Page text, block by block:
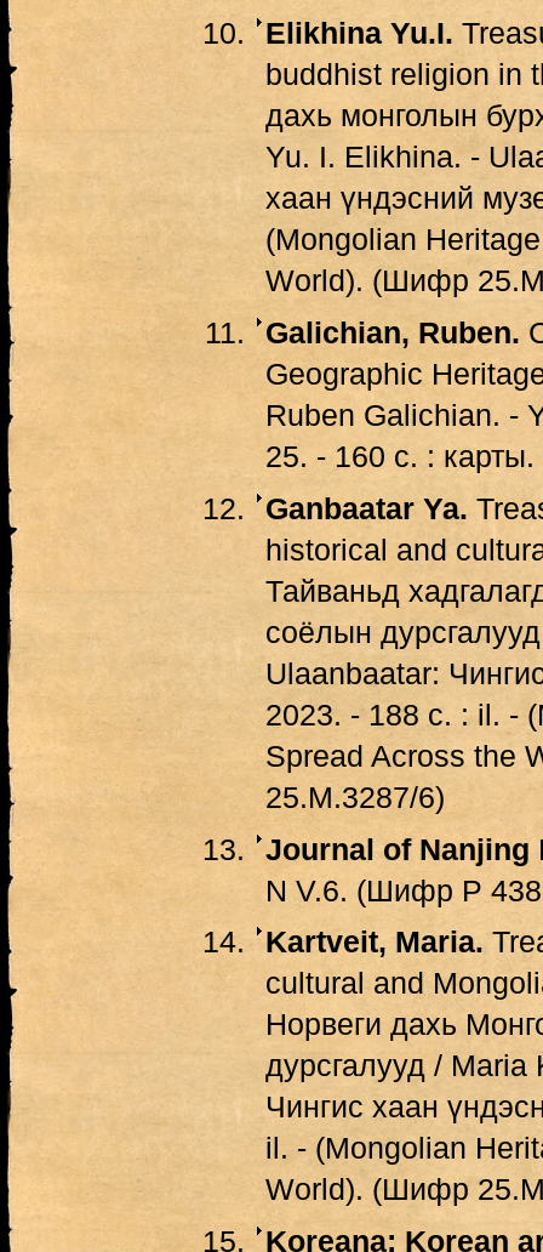
Elikhina Yu.I.
buddhist religion in
дахь монголын
Yu. I. Elikhina. -
хаан үндэсний
(Mongolian
World). (Шифр
Galichian, Ruben.
Geographic
Ruben Galichian. -
25. - 160 с. :
Ganbaatar Ya.
historical and
Тайваньд
соёлын
Ulaanbaatar:
2023. - 188 с. : il. -
Spread Across the
25.М.3287/6)
Journal of Nanjing
N V.6. (Шифр Р
Kartveit, Maria.
cultural and
Норвеги дахь
дурсгалууд /
Чингис хаан
il. - (Mongolian
World). (Шифр
Koreana: Korean